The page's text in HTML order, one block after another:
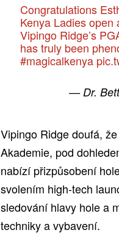
Congratulations
Kenya Ladies open
Vipingo Ridge’s
has truly been
#magicalkenya
— Dr.
Vipingo Ridge doufá,
Akademie, pod
nabízí přizpůsobení
svolením high-tech
sledování hlavy hole a
techniky a vybavení.